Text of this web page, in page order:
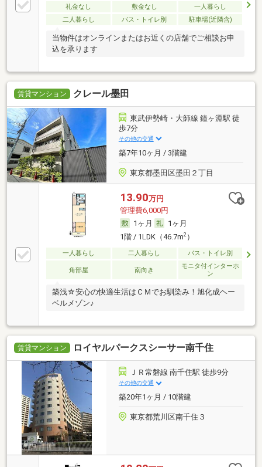
礼金なし 敷金なし
一人暮らし
二人暮らし
バス・トイレ別 駐車場(近隣含)
当物件はオンラインまたはお近くの店舗でご相談お申
込を承ります
賃貸マンション クレール墨田
東武伊勢崎・大師線 鐘ヶ淵駅 徒
歩7分
その他の交通
築7年10ヶ月 / 3階建
東京都墨田区墨田２丁目
13.90万円
管理費6,000円
1ヶ月
1ヶ月
1階 / 1LDK（46.7m2）
一人暮らし 二人暮らし バス・トイレ別
角部屋 南向き
モニタ付インターホ
ン
築浅☆安心の快適生活はＣＭでお馴染み！旭化成ヘー
ベルメゾン♪
賃貸マンション ロイヤルパークスシーサー南千住
ＪＲ常磐線 南千住駅 徒歩9分
その他の交通
築20年1ヶ月 / 10階建
東京都荒川区南千住３